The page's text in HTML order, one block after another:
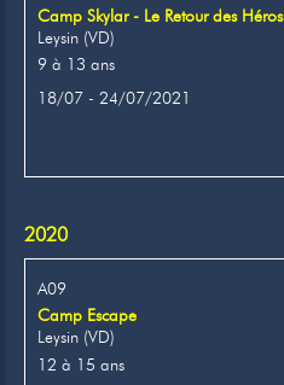
Camp Skylar - Le Retour des Héros
Leysin (VD)
9 à 13 ans
18/07 - 24/07/2021
2020
A09
Camp Escape
Leysin (VD)
12 à 15 ans